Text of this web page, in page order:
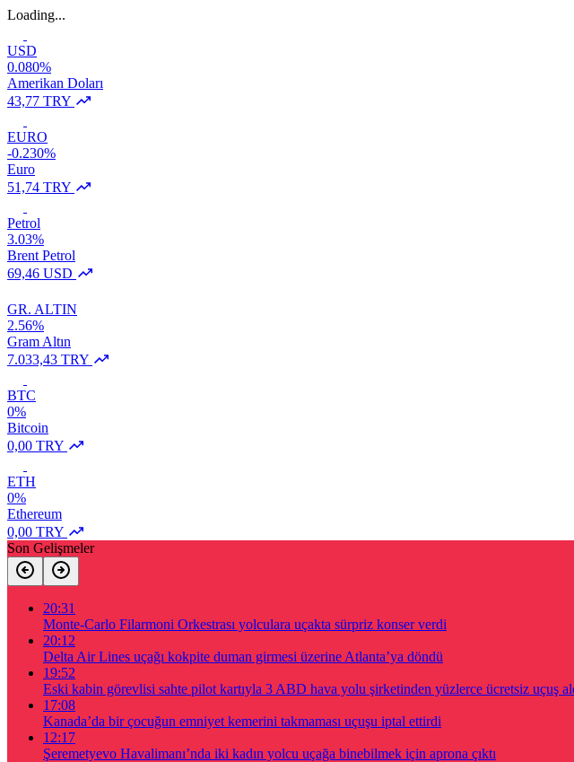
Loading...
USD
0.080%
Amerikan Doları
43,77 TRY
EURO
-0.230%
Euro
51,74 TRY
Petrol
3.03%
Brent Petrol
69,46 USD
GR. ALTIN
2.56%
Gram Altın
7.033,43 TRY
BTC
0%
Bitcoin
0,00 TRY
ETH
0%
Ethereum
0,00 TRY
Son Gelişmeler
20:31
Monte-Carlo Filarmoni Orkestrası yolculara uçakta sürpriz konser verdi
20:12
Delta Air Lines uçağı kokpite duman girmesi üzerine Atlanta’ya döndü
19:52
Eski kabin görevlisi sahte pilot kartıyla 3 ABD hava yolu şirketinden yüzlerce ücretsiz uçuş
17:08
Kanada’da bir çocuğun emniyet kemerini takmaması uçuşu iptal ettirdi
12:17
Şeremetyevo Havalimanı’nda iki kadın yolcu uçağa binebilmek için aprona çıktı